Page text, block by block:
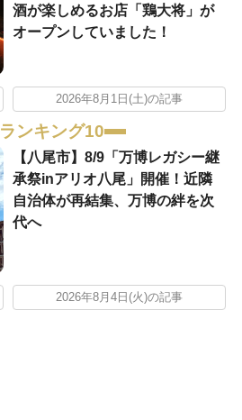
酒が楽しめるお店「鶏大将」が
オープンしていました！
2026年8月1日(土)の記事
ランキング10
【八尾市】8/9「万博レガシー継
承祭inアリオ八尾」開催！近隣
自治体が再結集、万博の絆を次
代へ
2026年8月4日(火)の記事